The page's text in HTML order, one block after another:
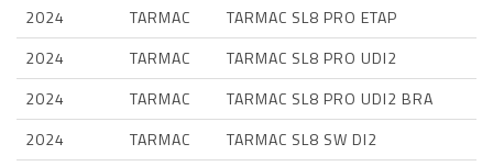
2024
TARMAC
TARMAC SL8 PRO ETAP
2024
TARMAC
TARMAC SL8 PRO UDI2
2024
TARMAC
TARMAC SL8 PRO UDI2 BRA
2024
TARMAC
TARMAC SL8 SW DI2